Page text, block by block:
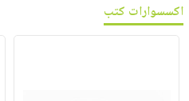
اكسسوارات كتب